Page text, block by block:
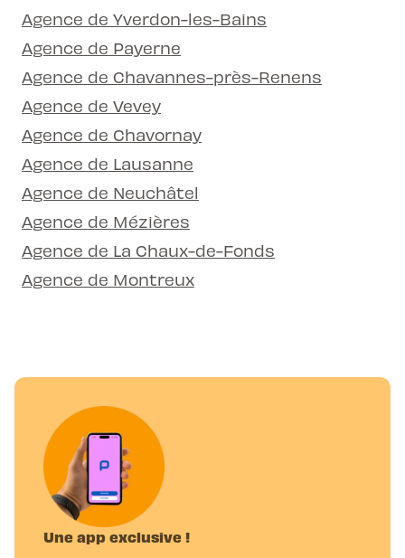
Agence de Yverdon-les-Bains
Agence de Payerne
Agence de Chavannes-près-Renens
Agence de Vevey
Agence de Chavornay
Agence de Lausanne
Agence de Neuchâtel
Agence de Mézières
Agence de La Chaux-de-Fonds
Agence de Montreux
Une app exclusive !